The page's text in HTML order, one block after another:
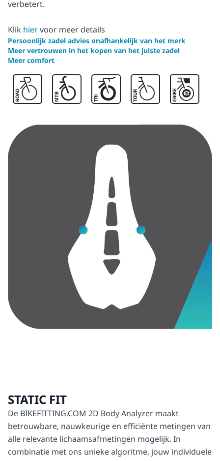
verbetert.
Klik hiervoor meer details
Persoonlijk zadel advies onafhankelijk van het merk
Meer vertrouwen in het kopen van het juiste zadel
Meer comfort
STATIC FIT
De BIKEFITTING.COM 2D Body Analyzer maakt
betrouwbare, nauwkeurige en efficiënte metingen van
alle relevante lichaamsafmetingen mogelijk. In
combinatie met ons unieke algoritme, jouw individuele